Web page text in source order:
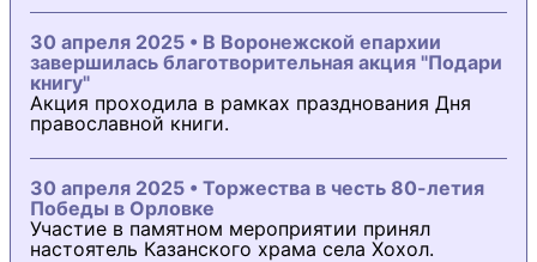
30 апреля 2025 • В Воронежской епархии
завершилась благотворительная акция "Подари
книгу"
Акция проходила в рамках празднования Дня
православной книги.
30 апреля 2025 • Торжества в честь 80-летия
Победы в Орловке
Участие в памятном мероприятии принял
настоятель Казанского храма села Хохол.